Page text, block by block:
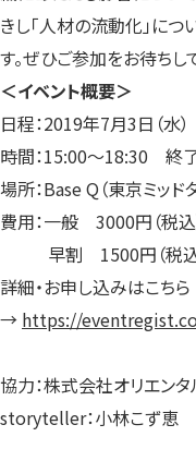
きし「人材の流動化」につ
す。ぜひご参加をお待ちし
＜イベント概要＞
日程：2019年7月3日（水）
時間：15:00〜18:30 終了
場所：Base Q（東京ミッド
費用：一般 3000円（税込
早割 1500円（税込
詳細・お申し込みはこちら
→ https://
協力：株式会社オリエン
storyteller：小林こず恵